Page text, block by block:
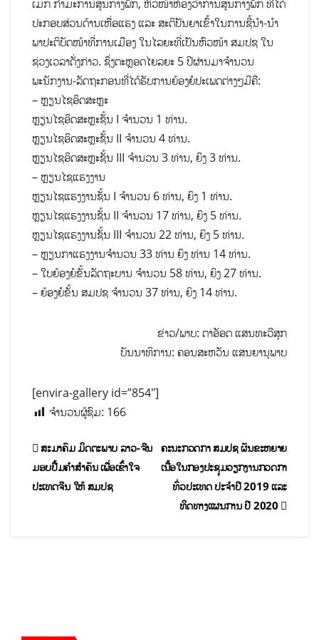
ເມກ ກຳມະການສູນກາງພັກ, ຫົວໜ້າຫ້ອງວ່າການສູນກາງພັກ ທີ່ໄດ້
ປະກອບສ່ວນດ້ານເຫື່ອແຮງ ແລະ ສະຕິປັນຍາເຂົ້າໃນການຊີ້ນໍາ-ນໍາ
ພາປະຕິບັດໜ້າທີ່ການເມືອງ ໃນໄລຍະທີ່ເປັນຫົວໜ້າ ສມປຊ ໃນ
ຊ່ວງເວລາດັ່ງກ່າວ. ຊຶ່ງຕະຫຼອດໄຍລຍະ 5 ປີຜ່ານມາຈໍານວນ
ພະນັກງານ-ລັດຖະກອນທີ່ໄດ້ຮັບການຍ້ອງຍໍປະເພດຕ່າງໆມີຄື:
– ຫຼຽນໄຊອິດສະຫຼະ
ຫຼຽນໄຊອິດສະຫຼະຊັ້ນ I ຈຳນວນ 1 ທ່ານ.
ຫຼຽນໄຊອິດສະຫຼະຊັ້ນ II ຈຳນວນ 4 ທ່ານ.
ຫຼຽນໄຊອິດສະຫຼະຊັ້ນ III ຈຳນວນ 3 ທ່ານ, ຍິງ 3 ທ່ານ.
– ຫຼຽນໄຊແຮງງານ
ຫຼຽນໄຊແຮງງານຊັ້ນ I ຈຳນວນ 6 ທ່ານ, ຍິງ 1 ທ່ານ.
ຫຼຽນໄຊແຮງງານຊັ້ນ II ຈຳນວນ 17 ທ່ານ, ຍິງ 5 ທ່ານ.
ຫຼຽນໄຊແຮງງານຊັ້ນ III ຈຳນວນ 22 ທ່ານ, ຍິງ 5 ທ່ານ.
– ຫຼຽນກາແຮງງານຈຳນວນ 33 ທ່ານ ຍິງ ທ່ານ 14 ທ່ານ.
– ໃບຍ້ອງຍໍຂັ້ນລັດຖະບານ ຈຳນວນ 58 ທ່ານ, ຍິງ 27 ທ່ານ.
– ຍ້ອງຍໍຂັ້ນ ສມປຊ ຈຳນວນ 37 ທ່ານ, ຍິງ 14 ທ່ານ.
ຂ່າວ/ພາບ: ຕາອັອດ ແສນທະວີສຸກ
ບັນນາທິການ: ຄອນສະຫວັນ ແສນຍານຸພາບ
[envira-gallery id=”854″]
ຈຳນວນຜູ້ຊົມ: 166
ຄະນະກວດກາ ສມປຊ ຜັນຂະຫຍາຍ
ເນື້ອໃນກອງປະຊຸມວຽກງານກວດກາ
ທົ່ວປະເທດ ປະຈຳປີ 2019 ແລະ
ທິດທາງແຜນການ ປີ 2020
ສະມາຄົມ ມິດຕະພາບ ລາວ-ຈີນ
ມອບປື້ມຄຳສຳຄັນ ເພື່ອເຂົ້າໃຈ
ປະເທດຈີນ ໃຫ້ ສມປຊ